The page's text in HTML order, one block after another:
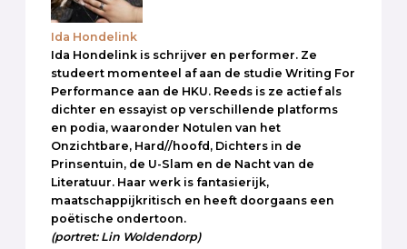
Ida Hondelink
Ida Hondelink is schrijver en performer. Ze
studeert momenteel af aan de studie Writing For
Performance aan de HKU. Reeds is ze actief als
dichter en essayist op verschillende platforms
en podia, waaronder Notulen van het
Onzichtbare, Hard//hoofd, Dichters in de
Prinsentuin, de U-Slam en de Nacht van de
Literatuur. Haar werk is fantasierijk,
maatschappijkritisch en heeft doorgaans een
poëtische ondertoon.
(portret: Lin Woldendorp)